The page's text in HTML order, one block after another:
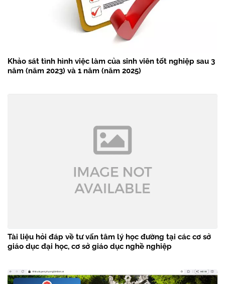
Khảo sát tình hình việc làm của sinh viên tốt nghiệp sau 3
năm (năm 2023) và 1 năm (năm 2025)
Tài liệu hỏi đáp về tư vấn tâm lý học đường tại các cơ sở
giáo dục đại học, cơ sở giáo dục nghề nghiệp